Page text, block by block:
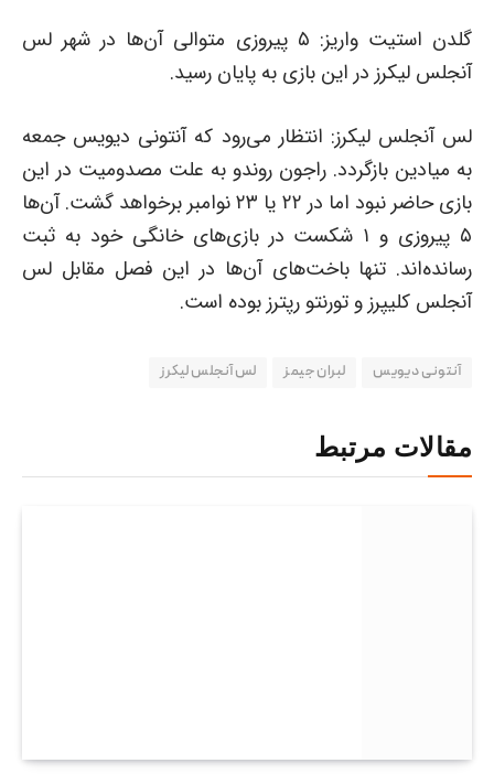
گلدن استیت واریز: ۵ پیروزی متوالی آن‌ها در شهر لس
آنجلس لیکرز در این بازی به پایان رسید.
لس آنجلس لیکرز: انتظار می‌رود که آنتونی دیویس جمعه
به میادین بازگردد. راجون روندو به علت مصدومیت در این
بازی حاضر نبود اما در ۲۲ یا ۲۳ نوامبر برخواهد گشت. آن‌ها
۵ پیروزی و ۱ شکست در بازی‌های خانگی خود به ثبت
رسانده‌اند. تنها باخت‌های آن‌ها در این فصل مقابل لس
آنجلس کلیپرز و تورنتو رپترز بوده است.
آنتونی دیویس لبران جیمز لس‌ آنجلس لیکرز
مقالات مرتبط